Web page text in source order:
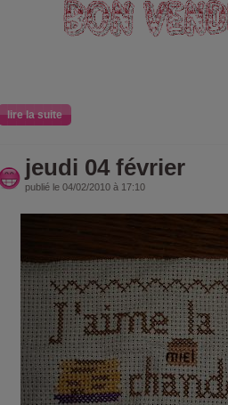
lire la suite
jeudi 04 février
publié le 04/02/2010 à 17:10